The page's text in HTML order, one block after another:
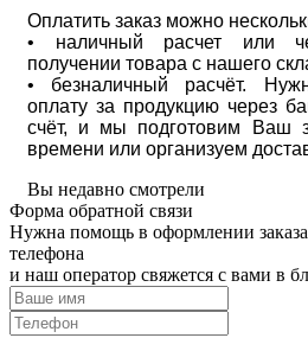
Оплатить заказ можно
• наличный расчет или
получении товара с нашего
• безналичный расчёт.
оплату за продукцию через
счёт, и мы подготовим Ваш
времени или организуем
Вы недавно смотрели
Форма обратной связи
Нужна помощь в оформлении
телефона
и наш оператор свяжется с вами в